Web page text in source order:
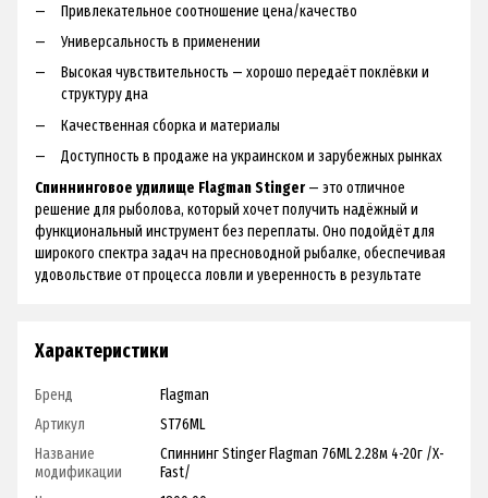
Привлекательное соотношение цена/качество
Универсальность в применении
Высокая чувствительность — хорошо передаёт поклёвки и
структуру дна
Качественная сборка и материалы
Доступность в продаже на украинском и зарубежных рынках
Спиннинговое удилище Flagman Stinger— это отличное
решение для рыболова, который хочет получить надёжный и
функциональный инструмент без переплаты. Оно подойдёт для
широкого спектра задач на пресноводной рыбалке, обеспечивая
удовольствие от процесса ловли и уверенность в результате
Характеристики
Бренд
Flagman
Артикул
ST76ML
Название
модификации
Спиннинг Stinger Flagman 76ML 2.28м 4-20г /X-
Fast/